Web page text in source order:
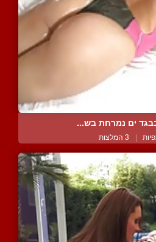
ים נמרחת בש...
| 3 המלצות